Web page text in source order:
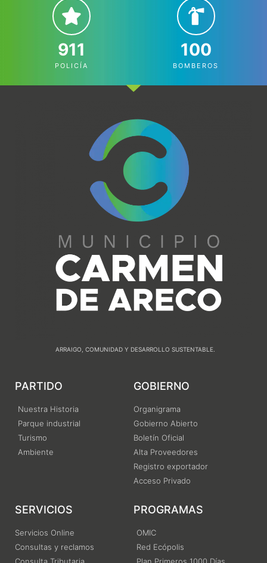
911
POLICÍA
100
BOMBEROS
ARRAIGO, COMUNIDAD Y DESARROLLO SUSTENTABLE.
PARTIDO
Nuestra Historia
Parque industrial
Turismo
Ambiente
GOBIERNO
Organigrama
Gobierno Abierto
Boletín Oficial
Alta Proveedores
Registro exportador
Acceso Privado
SERVICIOS
Servicios Online
Consultas y reclamos
PROGRAMAS
OMIC
Red Ecópolis